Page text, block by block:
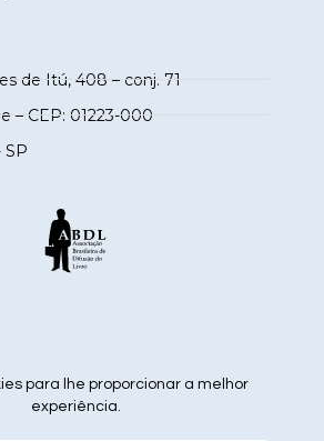
de Itú, 408 – conj. 71
– CEP: 01223-000
SP
nas redes sociais
para lhe proporcionar a melhor
experiência.